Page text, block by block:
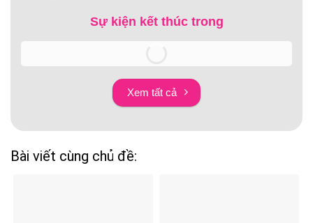
Sự kiện kết thúc trong
Xem tất cả
Bài viết cùng chủ đề: